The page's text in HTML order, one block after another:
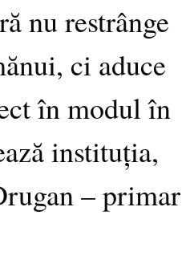
nu restrânge
ci aduce
în modul în
instituția,
– primar